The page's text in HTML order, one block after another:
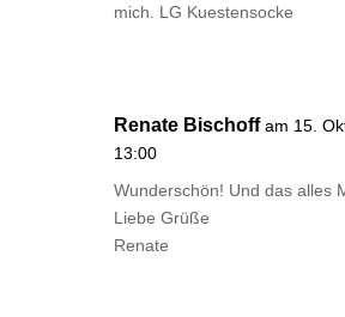
mich. LG Kuestensocke
Renate Bischoff am 15.
13:00
Wunderschön! Und das alles
Liebe Grüße
Renate